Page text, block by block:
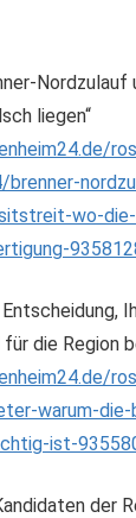
liegen“
wo-
die Region
warum-
ist-
der